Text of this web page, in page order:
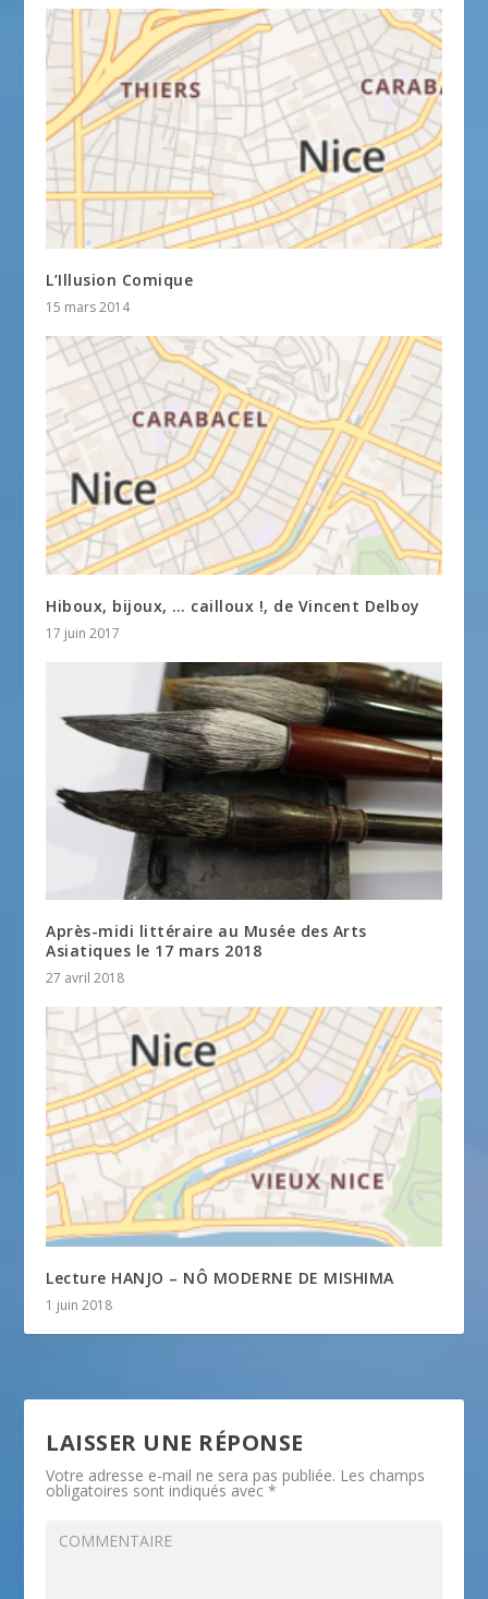
L’Illusion Comique
15 mars 2014
Hiboux, bijoux, … cailloux !, de Vincent Delboy
17 juin 2017
Après-midi littéraire au Musée des Arts
Asiatiques le 17 mars 2018
27 avril 2018
Lecture HANJO – NÔ MODERNE DE MISHIMA
1 juin 2018
LAISSER UNE RÉPONSE
Votre adresse e-mail ne sera pas publiée. Les champs
obligatoires sont indiqués avec*